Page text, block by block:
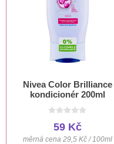
Nivea Color Brilliance
kondicionér 200ml
59 Kč
měrná cena 29,5 Kč / 100ml